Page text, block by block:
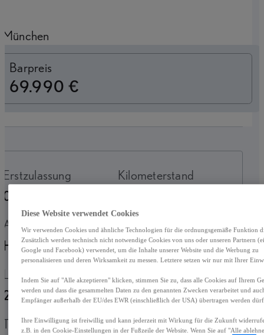
München
Barpreis
69.990 €
Erstzulassung
09-2023
Kilometerstand
Antrieb
Hybrid Benzin
Fahrzeugtyp
SUV
Leistung
273 kW (371 PS)
Getriebe
Automatik
Türen
Sitze
Diese Website verwendet Cookies
Wir verwenden Cookies und ähnliche Technologien für die ordnungsgemäße Funktion
Zusätzlich werden technisch nicht notwendige Cookies von uns oder unseren Partnern
Google und Facebook) verwendet, um die Inhalte unserer Website und die Werbung zu
personalisieren und deren Wirksamkeit zu messen. Letztere setzen wir nur mit Ihrer
Indem Sie auf "Alle akzeptieren" klicken, stimmen Sie zu, dass alle Cookies auf Ihrem
werden und dass die gesammelten Daten zu den genannten Zwecken verarbeitet und
Empfänger außerhalb der EU/des EWR (einschließlich der USA) übertragen werden
Ihre Einwilligung ist freiwillig und kann jederzeit mit Wirkung für die Zukunft
z.B. in den Cookie-Einstellungen in der Fußzeile der Website. Wenn Sie auf "Alle